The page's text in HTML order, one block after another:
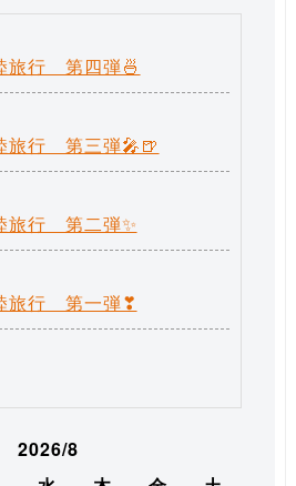
旅行 第四弾🍜
旅行 第三弾🎤🍺
旅行 第二弾✨
旅行 第一弾❣
2026/8